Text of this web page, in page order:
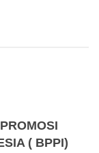
( BPPI)